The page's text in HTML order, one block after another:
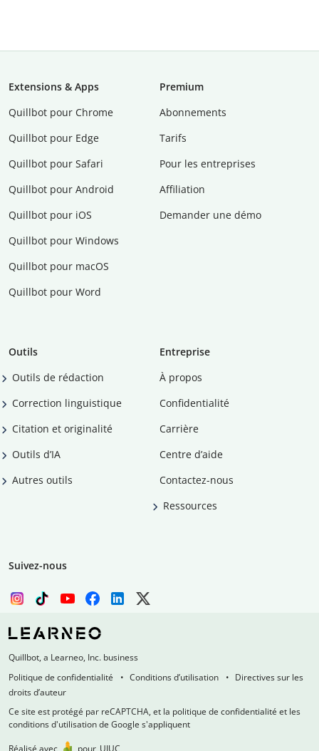
Extensions & Apps
Quillbot pour Chrome
Quillbot pour Edge
Quillbot pour Safari
Quillbot pour Android
Quillbot pour iOS
Quillbot pour Windows
Quillbot pour macOS
Quillbot pour Word
Premium
Abonnements
Tarifs
Pour les entreprises
Affiliation
Demander une démo
Outils
Outils de rédaction
Correction linguistique
Citation et originalité
Outils d’IA
Autres outils
Entreprise
À propos
Confidentialité
Carrière
Centre d’aide
Contactez-nous
Ressources
Suivez-nous
Quillbot, a Learneo, Inc. business
Politique de confidentialité
Conditions d’utilisation
Directives sur les
droits d’auteur
Ce site est protégé par reCAPTCHA, et la politique de confidentialité et les
conditions d'utilisation de Google s'appliquent